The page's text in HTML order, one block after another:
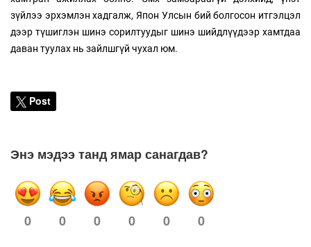
зүйлээ эрхэмлэн хадгалж, Япон Улсын бий болгосон итгэлцэл
дээр түшиглэн шинэ сорилтуудыг шинэ шийдлүүдээр хамтдаа
даван туулах нь зайлшгүй чухал юм.
Post
Энэ мэдээ танд ямар санагдав?
0 0 0 0 0 0